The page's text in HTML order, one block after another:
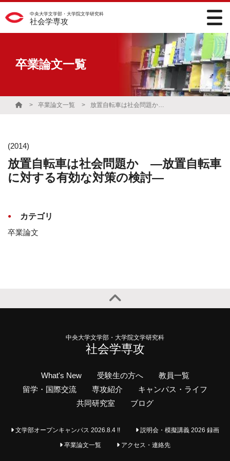
中央大学文学部・大学院文学研究科
社会学専攻
卒業論文一覧
卒業論文一覧 放置自転車は社会問題か ―放置自転車に対する有効な対策の検討―
(2014)
放置自転車は社会問題か ―放置自転車
に対する有効な対策の検討―
カテゴリ
卒業論文
中央大学文学部・大学院文学研究科
社会学専攻
What's New 受験生の方へ
教員一覧
留学・国際交流
専攻紹介
キャンパス・ライフ
共同研究室
ブログ
文学部オープンキャンパス 2026.8.4 !! 説明会・模擬講義 2026 録画
卒業論文一覧 アクセス・連絡先